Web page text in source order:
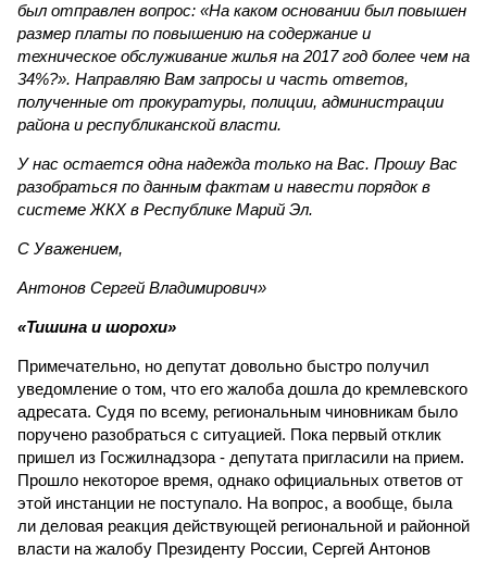
был отправлен вопрос: «На каком основании был повышен
размер платы по повышению на содержание и
техническое обслуживание жилья на 2017 год более чем на
34%?». Направляю Вам запросы и часть ответов,
полученные от прокуратуры, полиции, администрации
района и республиканской власти.
У нас остается одна надежда только на Вас. Прошу Вас
разобраться по данным фактам и навести порядок в
системе ЖКХ в Республике Марий Эл.
С Уважением,
Антонов Сергей Владимирович»
«Тишина и шорохи»
Примечательно, но депутат довольно быстро получил
уведомление о том, что его жалоба дошла до кремлевского
адресата. Судя по всему, региональным чиновникам было
поручено разобраться с ситуацией. Пока первый отклик
пришел из Госжилнадзора - депутата пригласили на прием.
Прошло некоторое время, однако официальных ответов от
этой инстанции не поступало. На вопрос, а вообще, была
ли деловая реакция действующей региональной и районной
власти на жалобу Президенту России, Сергей Антонов